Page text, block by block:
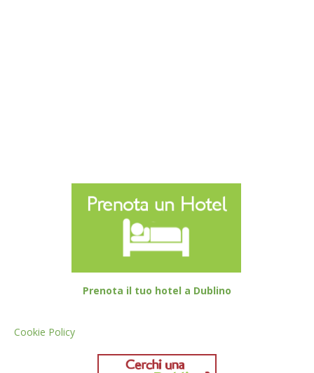
Prenota il tuo hotel a Dublino
Cookie Policy